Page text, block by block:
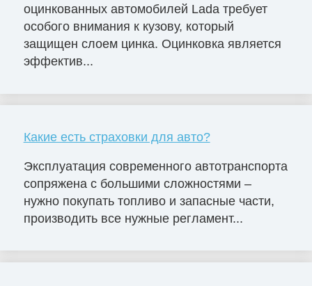
оцинкованных автомобилей Lada требует
особого внимания к кузову, который
защищен слоем цинка. Оцинковка является
эффектив...
Какие есть страховки для авто?
Эксплуатация современного автотранспорта
сопряжена с большими сложностями –
нужно покупать топливо и запасные части,
производить все нужные регламент...